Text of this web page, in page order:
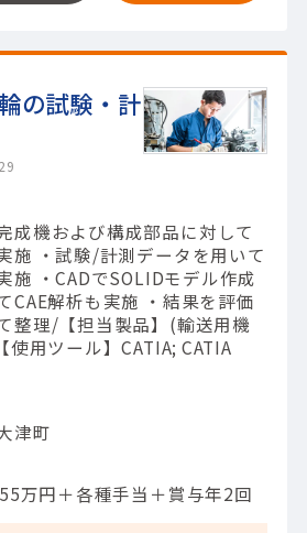
の試験・計
成機および構成部品に対して
施 ・試験/計測データを用いて
施 ・CADでSOLIDモデル作成
CAE解析も実施 ・結果を評価
整理/【担当製品】(輸送用機
用ツール】CATIA; CATIA
津町
万円＋各種手当＋賞与年2回